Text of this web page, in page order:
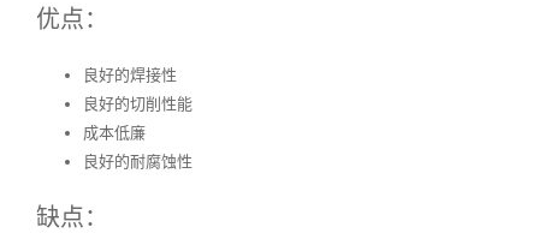
优点：
良好的焊接性
良好的切削性能
成本低廉
良好的耐腐蚀性
缺点：